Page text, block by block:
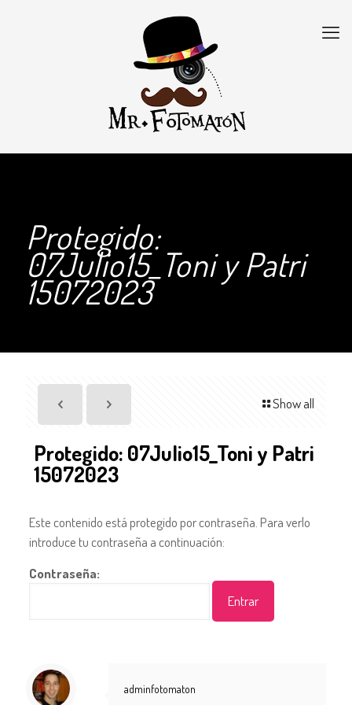
Protegido:
07Julio15_Toni y Patri
15072023
Show all
Protegido: 07Julio15_Toni y Patri
15072023
Este contenido está protegido por contraseña. Para verlo
introduce tu contraseña a continuación:
Contraseña:
adminfotomaton